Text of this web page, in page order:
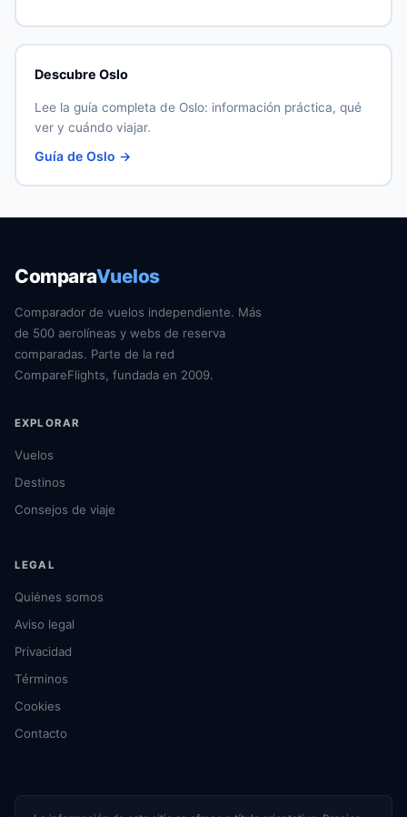
Descubre Oslo
Lee la guía completa de Oslo: información práctica, qué
ver y cuándo viajar.
Guía de Oslo →
ComparaVuelos
Comparador de vuelos independiente. Más
de 500 aerolíneas y webs de reserva
comparadas. Parte de la red
CompareFlights, fundada en 2009.
EXPLORAR
Vuelos
Destinos
Consejos de viaje
LEGAL
Quiénes somos
Aviso legal
Privacidad
Términos
Cookies
Contacto